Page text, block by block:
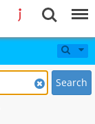
Search